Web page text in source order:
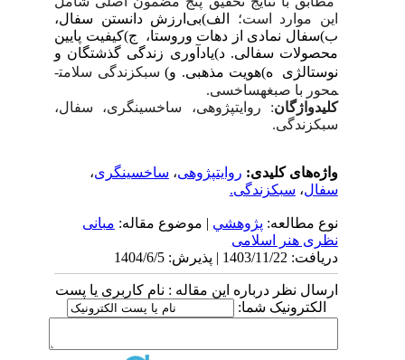
این موارد است؛الف)بیارزش دانستن سفال،
ب)سفال نمادی از دهات وروستا، ج)کیفیت پایین
محصولات سفالی. د)یادآوری زندگی گذشتگان و
نوستالژی ه)هویت مذهبی. و) سبک­زندگیسلامت­
محور با صبغه­ساخسی.
کلیدواژگان: روایت­پژوهی، ساخسی­نگری، سفال،
سبک­زندگی.
واژه‌های کلیدی:روایت­پژوهی،ساخسی­نگری،
سبک­زندگی.
نوع مطالعه: پژوهشي | موضوع مقاله:مبانی
نظری هنر اسلامی
ارسال نظر درباره این مقاله : نام کاربری یا پست
الکترونیک شما: